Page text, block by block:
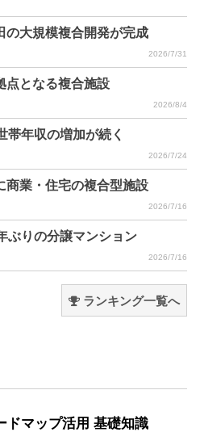
の大規模複合開発が完成
2026/7/31
点となる複合施設
2026/8/4
帯年収の増加が続く
2026/7/24
商業・住宅の複合型施設
2026/7/16
ぶりの分譲マンション
2026/7/16
ランキング一覧へ
ドマップ活用 基礎知識